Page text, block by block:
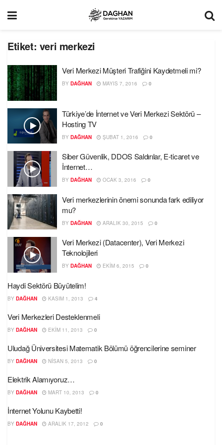
Etiket: veri merkezi
Veri Merkezi Müşteri Trafiğini Kaydetmeli mi?
BY DAĞHAN MAYIS 7, 2016 0
Türkiye’de İnternet ve Veri Merkezi Sektörü –
Hosting TV
BY DAĞHAN ŞUBAT 1, 2016 0
Siber Güvenlik, DDOS Saldırılar, E-ticaret ve
İnternet…
BY DAĞHAN OCAK 3, 2016 0
Veri merkezlerinin önemi sonunda fark ediliyor
mu?
BY DAĞHAN ARALIK 30, 2015 0
Veri Merkezi (Datacenter), Veri Merkezi
Teknolojileri
BY DAĞHAN EKIM 6, 2015 0
Haydi Sektörü Büyütelim!
BY DAĞHAN KASIM 1, 2013 4
Veri Merkezleri Desteklenmeli
BY DAĞHAN EKIM 11, 2013 0
Uludağ Üniversitesi Matematik Bölümü öğrencilerine seminer
BY DAĞHAN NISAN 5, 2013 0
Elektrik Alamıyoruz…
BY DAĞHAN MART 10, 2013 0
İnternet Yolunu Kaybetti!
BY DAĞHAN ARALIK 17, 2012 0